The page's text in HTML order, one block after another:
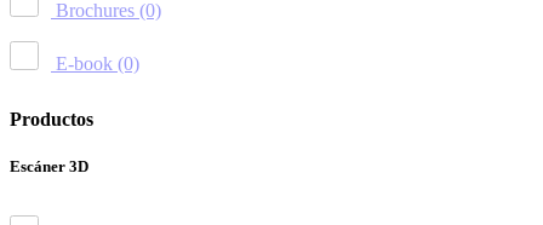
Brochures (0)
E-book (0)
Productos
Escáner 3D